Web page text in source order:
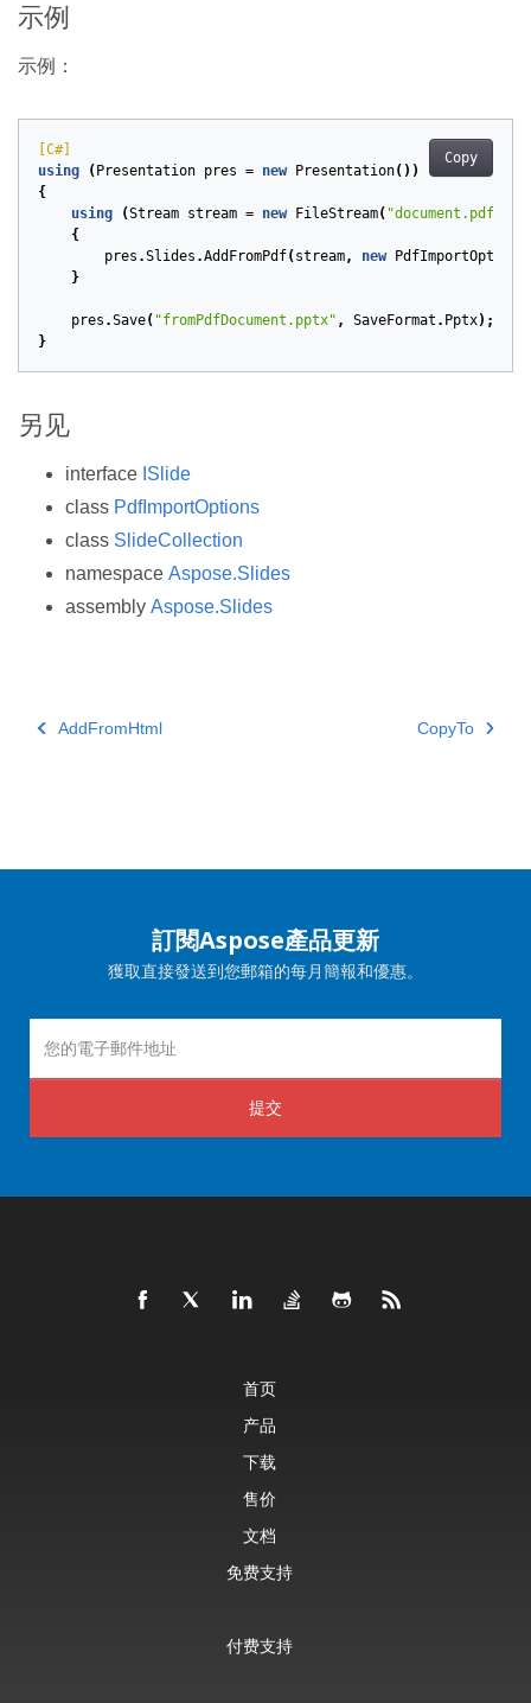
示例
示例：
Copy
[C#]
using
(Presentation pres = new Presentation())
{
using
(Stream stream = new FileStream( "document.pdf"
{
pres .Slides .AddFromPdf(stream, new PdfImportOptions
}
pres .Save( "fromPdfDocument.pptx" , SaveFormat . Pptx);
}
另见
interface ISlide
class PdfImportOptions
class SlideCollection
namespace Aspose.Slides
assembly Aspose.Slides
AddFromHtml CopyTo
訂閱Aspose產品更新
獲取直接發送到您郵箱的每月簡報和優惠。
提交
首页
产品
下载
售价
文档
免费支持
付费支持